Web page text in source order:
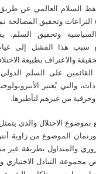
السلام العالمي عن
النزاعات وتحقيق المصالحة
السياسية وتحقيق
سبب هذا الفشل إلى
والاعتراف بطبيعة
على السلم
والتي يُعتبر
وحرفية من غيرهم لتأطيرها.
بموضوع الاحتلال والذي
الموضوع من زاوية
والمتداول بطريقة غير
مجموعة التبادل